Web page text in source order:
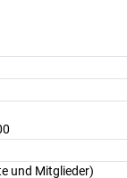
und Mitglieder)